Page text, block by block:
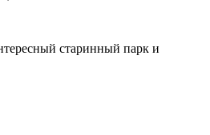
старинный парк и